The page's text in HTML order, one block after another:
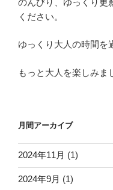
ください。
ゆっくり大人の時間
もっと大人を楽しみま
月間アーカイブ
2024年11月 (1)
2024年9月 (1)